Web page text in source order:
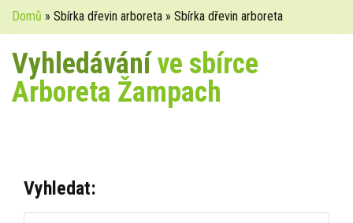
Domů » Sbírka dřevin arboreta » Sbírka dřevin arboreta
Vyhledáváníve sbírce
Arboreta Žampach
Vyhledat: